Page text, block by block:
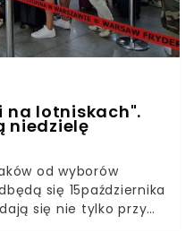
na lotniskach".
niedzielę
od wyborów
się 15października
się nie tylko przy